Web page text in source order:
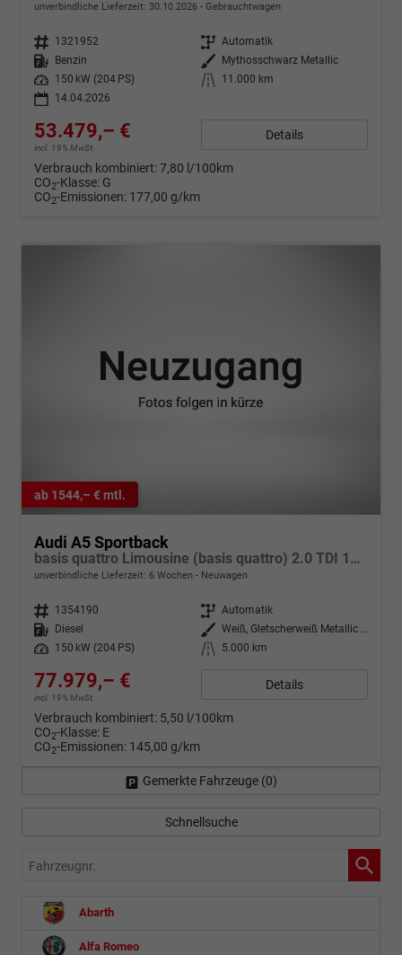
unverbindliche Lieferzeit: 30.10.2026 Gebrauchtwagen
Fahrzeugnr. 1321952 Getriebe Automatik
Kraftstoff
Benzin Außenfarbe
Mythosschwarz Metallic
Leistung
150 kW (204 PS) Kilometerstand
11.000 km
14.04.2026
53.479,– €
incl. 19% MwSt.
Details
Verbrauch kombiniert:7,80 l/100km
CO2-Klasse: G
CO2-Emissionen: 177,00 g/km
ab 1544,– € mtl.
Audi A5 Sportback
basis quattro Limousine (basis quattro) 2.0 TDI 150kW (204 PS) 7-Gang S-tronic
unverbindliche Lieferzeit: 6 Wochen Neuwagen
Fahrzeugnr. 1354190 Getriebe Automatik
Kraftstoff
Diesel Außenfarbe
Weiß, Gletscherweiß Metallic (2Y)
Leistung
150 kW (204 PS) Kilometerstand 5.000 km
77.979,– €
incl. 19% MwSt.
Details
Verbrauch kombiniert: 5,50 l/100km
CO2-Klasse: E
CO2-Emissionen: 145,00 g/km
Gemerkte Fahrzeuge (0)
Schnellsuche
Fahrzeugnr.
Abarth
Alfa Romeo